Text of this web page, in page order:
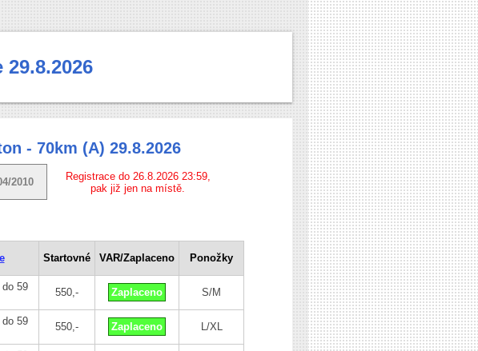
- 70km (A) 29.8.2026
2010
Registrace do 26.8.2026 23:59,
pak již jen na místě.
Startovné VAR/Zaplaceno Ponožky
59
550,- Zaplaceno S/M
59
550,- Zaplaceno L/XL